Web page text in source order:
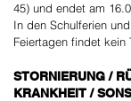
45) und endet am
In den Schulferien
Feiertagen findet kein
STORNIERUNG /
KRANKHEIT /